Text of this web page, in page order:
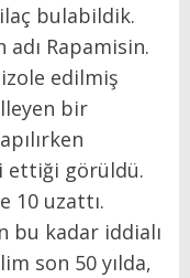
bulabildik.
adı Rapamisin.
edilmiş
bir
ettiği görüldü.
10 uzattı.
bu kadar iddialı
son 50 yılda,